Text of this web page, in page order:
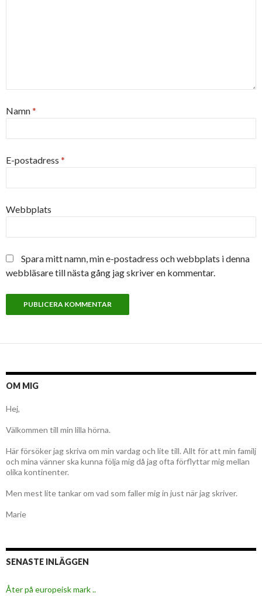
Namn*
E-postadress *
Webbplats
Spara mitt namn, min e-postadress och webbplats i denna
webbläsare till nästa gång jag skriver en kommentar.
OM MIG
Hej,
Välkommen till min lilla hörna.
Här försöker jag skriva om min vardag och lite till. Allt för att min familj
och mina vänner ska kunna följa mig då jag ofta förflyttar mig mellan
olika kontinenter.
Men mest lite tankar om vad som faller mig in just när jag skriver.
Marie
SENASTE INLÄGGEN
Åter på europeisk mark ..